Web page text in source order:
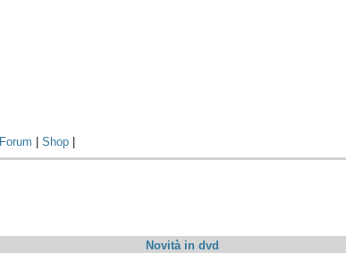
Forum |Shop
Novità in dvd